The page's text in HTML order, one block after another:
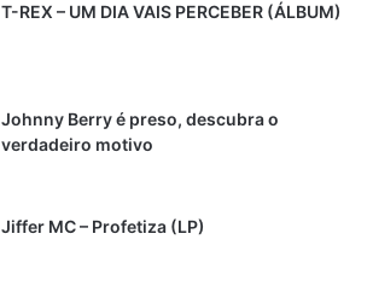
T-REX – UM DIA VAIS PERCEBER (ÁLBUM)
Johnny Berry é preso, descubra o
verdadeiro motivo
Jiffer MC – Profetiza (LP)